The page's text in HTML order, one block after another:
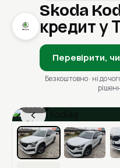
Skoda
кредит у
Перевірити,
Безкоштовно · ні до
‹
1 / 13
Ціна в місяць